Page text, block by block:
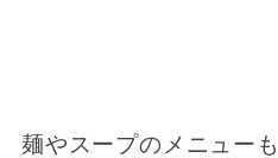
麺やスープのメニューも